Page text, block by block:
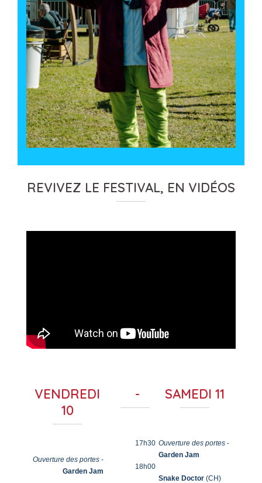
REVIVEZ LE FESTIVAL, EN VIDÉOS
VENDREDI
10
Ouverture des portes -
Garden Jam
-
17h30
18h00
SAMEDI 11
Ouverture des portes-
Garden Jam
Snake Doctor(CH)